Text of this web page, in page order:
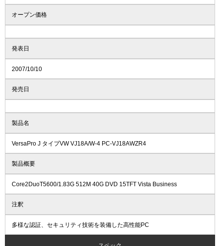
オープン価格
発表日
2007/10/10
発売日
製品名
VersaPro J タイプVW VJ18A/W-4 PC-VJ18AWZR4
製品概要
Core2DuoT5600/1.83G 512M 40G DVD 15TFT Vista Business
注釈
多様な認証、セキュリティ技術を装備した高性能PC